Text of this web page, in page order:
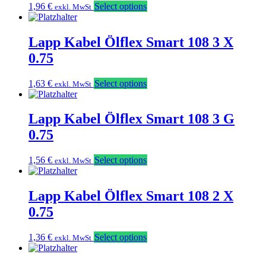
1,96 € exkl. MwSt Select options
Lapp Kabel Ölflex Smart 108 3 X
0.75
1,63 € exkl. MwSt Select options
Lapp Kabel Ölflex Smart 108 3 G
0.75
1,56 € exkl. MwSt Select options
Lapp Kabel Ölflex Smart 108 2 X
0.75
1,36 € exkl. MwSt Select options